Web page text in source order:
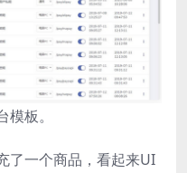
板。
了一个商品，看起来UI